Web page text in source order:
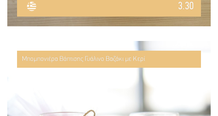
3.30
Μπομπονιέρα Βάπτισης Γυάλινο Βαζάκι με Κερί